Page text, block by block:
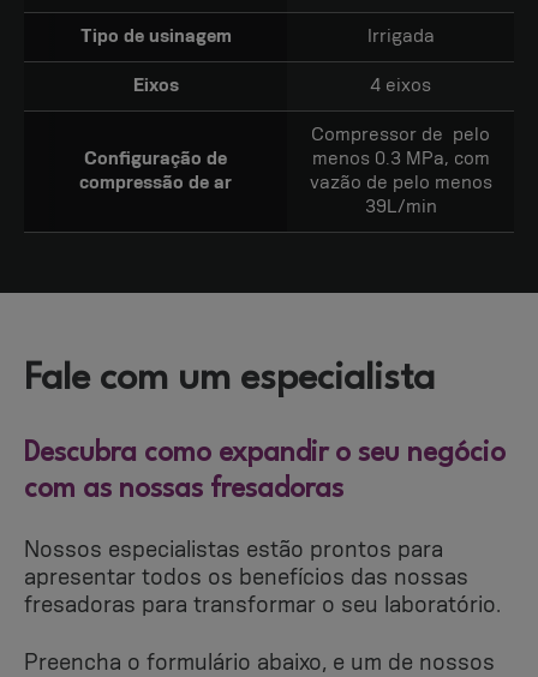
Tipo de usinagem Irrigada
Eixos 4 eixos
Configuração de
compressão de ar
Compressor de pelo
menos 0.3 MPa, com
vazão de pelo menos
39L/min
Fale com um especialista
Descubra como expandir o seu negócio
com as nossas fresadoras
Nossos especialistas estão prontos para
apresentar todos os benefícios das nossas
fresadoras para transformar o seu laboratório.
Preencha o formulário abaixo, e um de nossos